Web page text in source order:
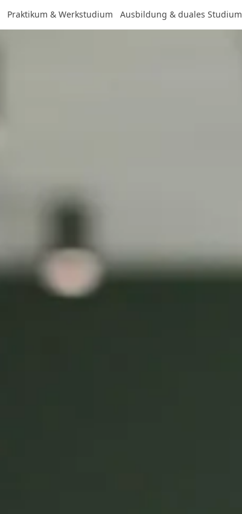
Praktikum & Werkstudium Ausbildung & duales Studium